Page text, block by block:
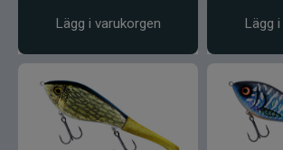
Lägg i varukorgen Lägg